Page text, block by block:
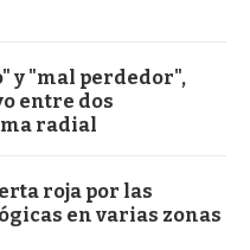
y "mal perdedor",
entre dos
radial
roja por las
en varias zonas